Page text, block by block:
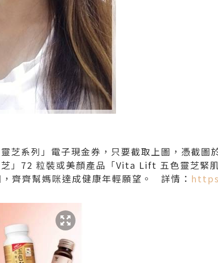
芝系列」電子現金券，只要截取上圖，憑截圖
」72 粒裝或美顏產品「Vita Lift 五色靈芝緊
齊齊幫媽咪達成健康年輕願望。 詳情：